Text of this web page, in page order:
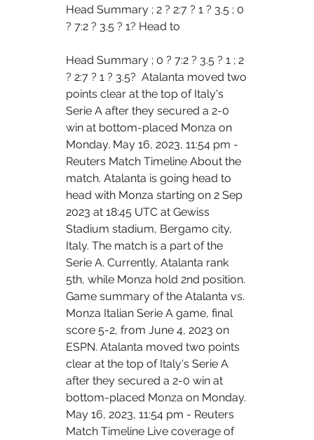
Head Summary ; 2 ? 2:7 ? 1 ? 3.5 ; 0
? 7:2 ? 3.5 ? 1? Head to
Head Summary ; 0 ? 7:2 ? 3.5 ? 1 ; 2
? 2:7 ? 1 ? 3.5?  Atalanta moved two
points clear at the top of Italy's
Serie A after they secured a 2-0
win at bottom-placed Monza on
Monday. May 16, 2023, 11:54 pm -
Reuters Match Timeline About the
match. Atalanta is going head to
head with Monza starting on 2 Sep
2023 at 18:45 UTC at Gewiss
Stadium stadium, Bergamo city,
Italy. The match is a part of the
Serie A. Currently, Atalanta rank
5th, while Monza hold 2nd position.
Game summary of the Atalanta vs.
Monza Italian Serie A game, final
score 5-2, from June 4, 2023 on
ESPN. Atalanta moved two points
clear at the top of Italy's Serie A
after they secured a 2-0 win at
bottom-placed Monza on Monday.
May 16, 2023, 11:54 pm - Reuters
Match Timeline Live coverage of